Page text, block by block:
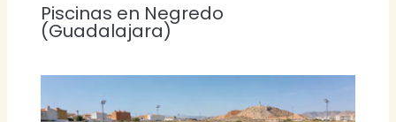
Piscinas en Negredo
(Guadalajara)